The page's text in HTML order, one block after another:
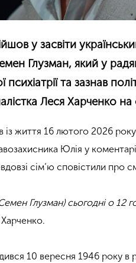
у засвіти
Глузман, який у
психіатрії та зазнав
Леся Харченко на
життя 16 лютого 2026 року
Юлія у
сім’ю сповістили про
Глузман) сьогодні о 12
10 вересня 1946 року в